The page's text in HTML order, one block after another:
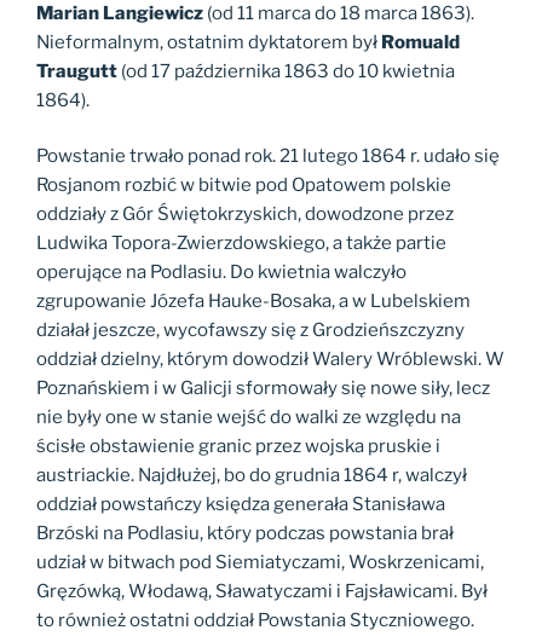
Marian Langiewicz (od 11 marca do 18 marca 1863).
Nieformalnym, ostatnim dyktatorem był Romuald
Traugutt (od 17 października 1863 do 10 kwietnia
1864).
Powstanie trwało ponad rok. 21 lutego 1864 r. udało się
Rosjanom rozbić w bitwie pod Opatowem polskie
oddziały z Gór Świętokrzyskich, dowodzone przez
Ludwika Topora-Zwierzdowskiego, a także partie
operujące na Podlasiu. Do kwietnia walczyło
zgrupowanie Józefa Hauke-Bosaka, a w Lubelskiem
działał jeszcze, wycofawszy się z Grodzieńszczyzny
oddział dzielny, którym dowodził Walery Wróblewski. W
Poznańskiem i w Galicji sformowały się nowe siły, lecz
nie były one w stanie wejść do walki ze względu na
ścisłe obstawienie granic przez wojska pruskie i
austriackie. Najdłużej, bo do grudnia 1864 r, walczył
oddział powstańczy księdza generała Stanisława
Brzóski na Podlasiu, który podczas powstania brał
udział w bitwach pod Siemiatyczami, Woskrzenicami,
Gręzówką, Włodawą, Sławatyczami i Fajsławicami. Był
to również ostatni oddział Powstania Styczniowego.